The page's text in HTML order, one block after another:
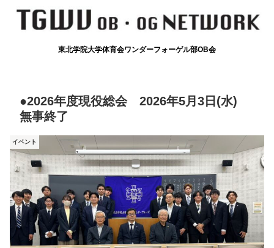
東北学院大学体育会ワンダーフォーゲル部OB会
●2026年度現役総会 2026年5月3日(水)
無事終了
イベント